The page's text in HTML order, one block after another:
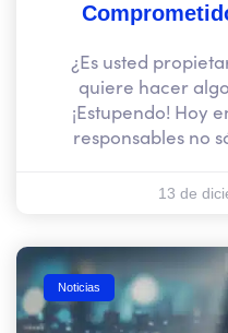
¿Es usted
quiere hacer
¡Estupendo! Hoy
responsables no
13 de
Noticias